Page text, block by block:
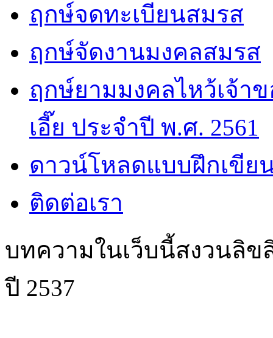
ฤกษ์จดทะเบียนสมรส
ฤกษ์จัดงานมงคลสมรส
ฤกษ์ยามมงคลไหว้เจ้า
เอี๊ย ประจำปี พ.ศ. 2561
ดาวน์โหลดแบบฝึกเขีย
ติดต่อเรา
บทความในเว็บนี้สงวนลิ
ปี 2537